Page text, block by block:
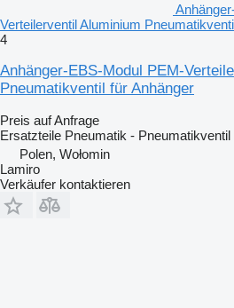
Verteilerventil Aluminium
4
Anhänger-EBS-Modul PEM-
Pneumatikventil für Anhänger
Preis auf Anfrage
Ersatzteile Pneumatik - Pneumatikventil
Polen, Wołomin
Lamiro
Verkäufer kontaktieren